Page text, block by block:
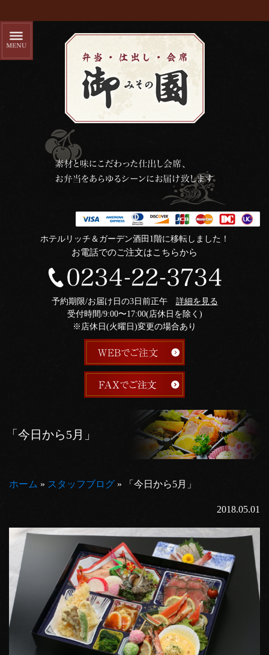
ホテルリッチ＆ガーデン酒田1階に移転しました！
お電話でのご注文はこちらから
予約期限/お届け日の3日前正午 詳細を見る
受付時間/9:00〜17:00(店休日を除く)
※店休日(火曜日)変更の場合あり
「今日から5月」
ホーム » スタッフブログ » 「今日から5月」
2018.05.01